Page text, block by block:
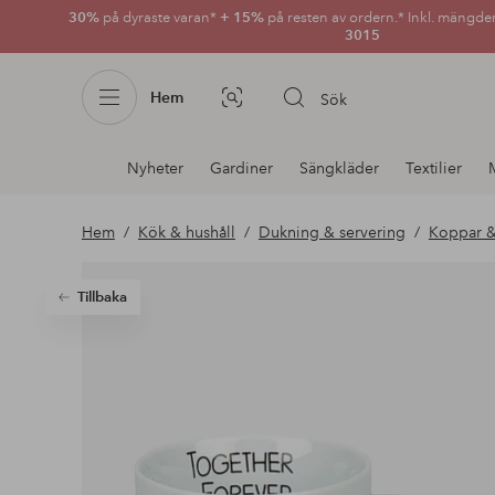
30% på dyraste varan* + 15% på resten av ordern.* Inkl.
3015
Hem Bildsök Sök
Avdelnings
navigation
Nyheter Gardiner Sängkläder Textilier
Hem Kök & hushåll Dukning & servering Koppar
Tillbaka